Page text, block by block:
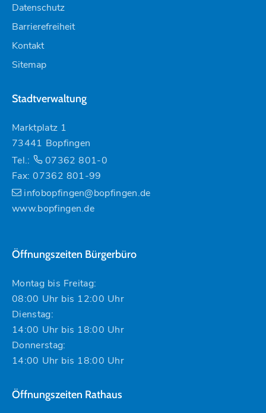
Datenschutz
Barrierefreiheit
Kontakt
Sitemap
Stadtverwaltung
Marktplatz 1
73441 Bopfingen
Tel.:
07362 801-0
Fax: 07362 801-99
infobopfingen@bopfingen.de
www.bopfingen.de
Öffnungszeiten Bürgerbüro
Montag bis Freitag:
08:00 Uhr bis 12:00 Uhr
Dienstag:
14:00 Uhr bis 18:00 Uhr
Donnerstag:
14:00 Uhr bis 18:00 Uhr
Öffnungszeiten Rathaus